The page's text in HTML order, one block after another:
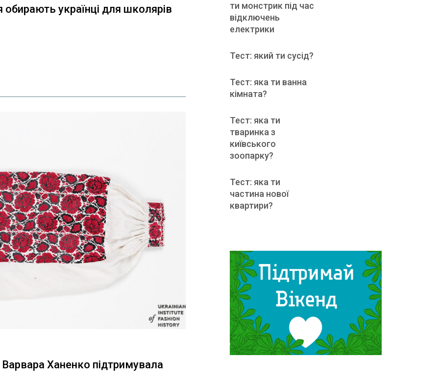
українці для школярів
Ханенко підтримувала
ти монстрик під час
відключень
електрики
Тест: який ти сусід?
Тест: яка ти ванна
кімната?
Тест: яка ти
тваринка з
київського
зоопарку?
Тест: яка ти
частина нової
квартири?